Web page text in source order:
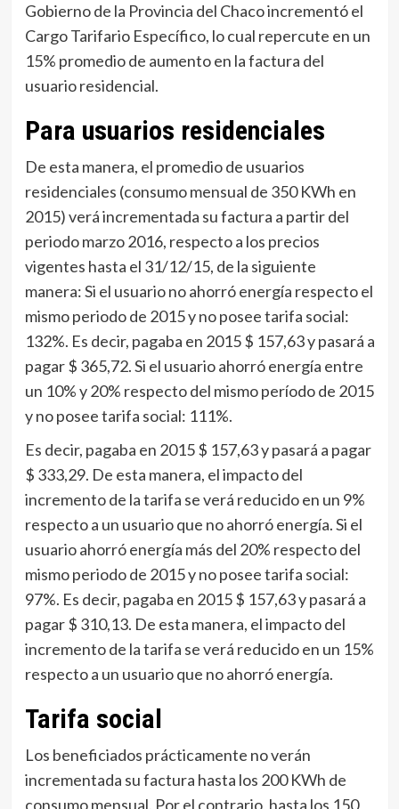
Gobierno de la Provincia del Chaco incrementó el
Cargo Tarifario Específico, lo cual repercute en un
15% promedio de aumento en la factura del
usuario residencial.
Para usuarios residenciales
De esta manera, el promedio de usuarios
residenciales (consumo mensual de 350 KWh en
2015) verá incrementada su factura a partir del
periodo marzo 2016, respecto a los precios
vigentes hasta el 31/12/15, de la siguiente
manera: Si el usuario no ahorró energía respecto el
mismo periodo de 2015 y no posee tarifa social:
132%. Es decir, pagaba en 2015 $ 157,63 y pasará a
pagar $ 365,72. Si el usuario ahorró energía entre
un 10% y 20% respecto del mismo período de 2015
y no posee tarifa social: 111%.
Es decir, pagaba en 2015 $ 157,63 y pasará a pagar
$ 333,29. De esta manera, el impacto del
incremento de la tarifa se verá reducido en un 9%
respecto a un usuario que no ahorró energía. Si el
usuario ahorró energía más del 20% respecto del
mismo periodo de 2015 y no posee tarifa social:
97%. Es decir, pagaba en 2015 $ 157,63 y pasará a
pagar $ 310,13. De esta manera, el impacto del
incremento de la tarifa se verá reducido en un 15%
respecto a un usuario que no ahorró energía.
Tarifa social
Los beneficiados prácticamente no verán
incrementada su factura hasta los 200 KWh de
consumo mensual. Por el contrario, hasta los 150